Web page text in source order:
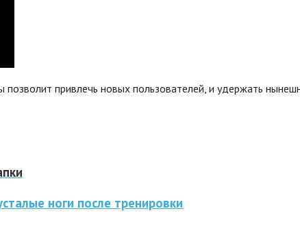
привлечь новых пользователей, и удержать
ноги после тренировки